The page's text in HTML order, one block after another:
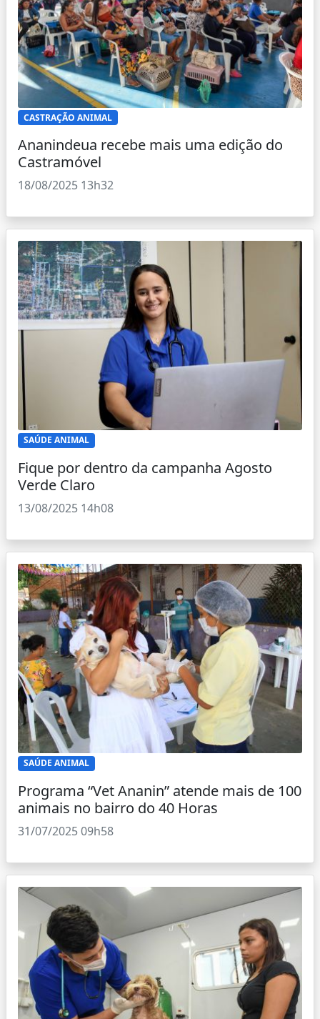
CASTRAÇÃO ANIMAL
Ananindeua recebe mais uma edição do
Castramóvel
18/08/2025 13h32
SAÚDE ANIMAL
Fique por dentro da campanha Agosto
Verde Claro
13/08/2025 14h08
SAÚDE ANIMAL
Programa “Vet Ananin” atende mais de 100
animais no bairro do 40 Horas
31/07/2025 09h58